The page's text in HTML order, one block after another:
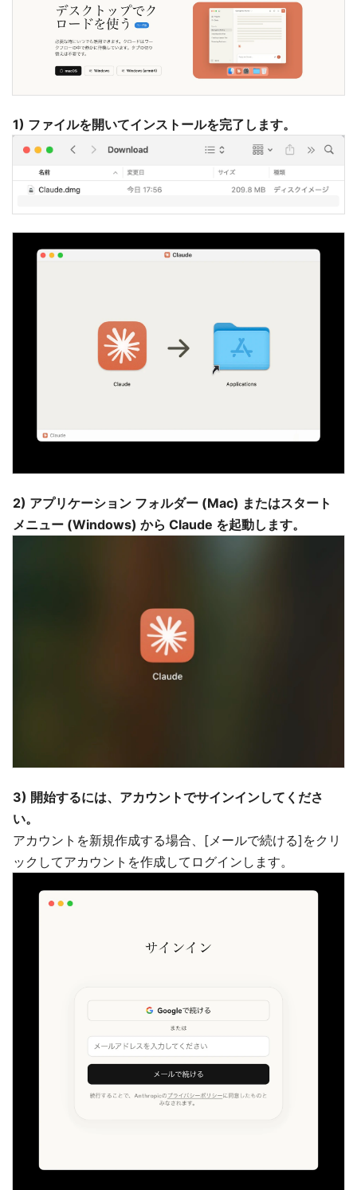
1) ファイルを開いてインストールを完了します。
2) アプリケーション フォルダー (Mac) またはスタート
メニュー (Windows) から Claude を起動します。
3) 開始するには、アカウントでサインインしてくださ
い。
アカウントを新規作成する場合、[メールで続ける]をクリ
ックしてアカウントを作成してログインします。